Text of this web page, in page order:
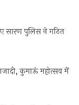
सारण पुलिस ने गठित
कुमाऊं महोत्सव में